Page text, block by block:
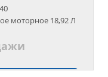
моторное 18,92 Л